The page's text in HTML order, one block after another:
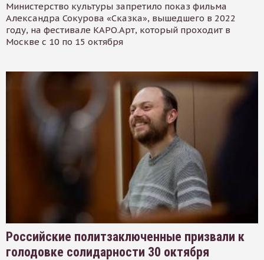
Министерство культуры запретило показ фильма
Александра Сокурова «Сказка», вышедшего в 2022
году, на фестивале КАРО.Арт, который проходит в
Москве с 10 по 15 октября
Российские политзаключенные призвали к
голодовке солидарности 30 октября